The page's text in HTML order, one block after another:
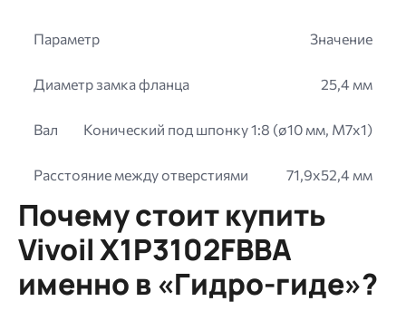
Параметр Значение
Диаметр замка фланца 25,4 мм
Вал Конический под шпонку 1:8 (ø10 мм, M7x1)
Расстояние между отверстиями 71,9х52,4 мм
Почему стоит купить
Vivoil X1P3102FBBA
именно в «Гидро-гиде»?